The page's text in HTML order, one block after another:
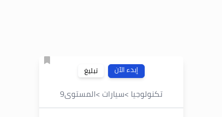
إبدء الآن تبليغ
تكنولوجيا >سيارات >المستوى9